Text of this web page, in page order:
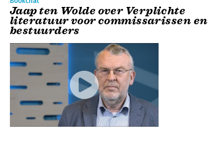
Jaap ten Wolde over Verplichte
literatuur voor commissarissen en
bestuurders